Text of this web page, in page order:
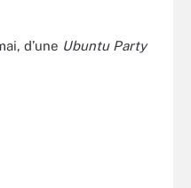
d’une Ubuntu Party